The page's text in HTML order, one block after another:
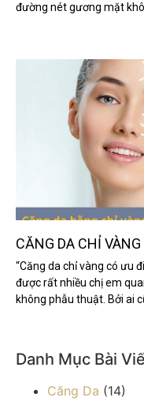
đường nét gương mặt
CĂNG DA CHỈ
“Căng da chỉ vàng có ưu
được rất nhiều chị em
không phẫu thuật. Bởi ai
Danh Mục Bài
Căng Da (14)